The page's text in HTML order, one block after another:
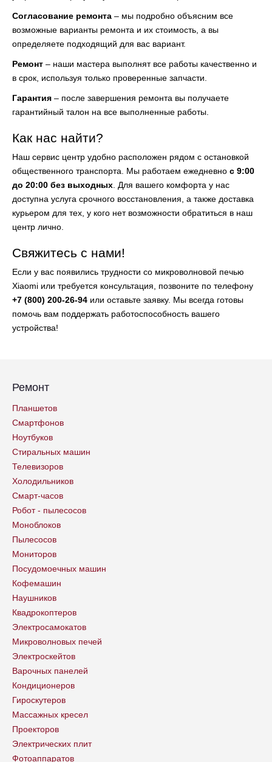
Согласование ремонта – мы подробно объясним все
возможные варианты ремонта и их стоимость, а вы
определяете подходящий для вас вариант.
Ремонт – наши мастера выполнят все работы качественно и
в срок, используя только проверенные запчасти.
Гарантия – после завершения ремонта вы получаете
гарантийный талон на все выполненные работы.
Как нас найти?
Наш сервис центр удобно расположен рядом с остановкой
общественного транспорта. Мы работаем ежедневно с 9:00
до 20:00 без выходных . Для вашего комфорта у нас
доступна услуга срочного восстановления, а также доставка
курьером для тех, у кого нет возможности обратиться в наш
центр лично.
Свяжитесь с нами!
Если у вас появились трудности со микроволновой печью
Xiaomi или требуется консультация, позвоните по телефону
+7 (800) 200-26-94 или оставьте заявку. Мы всегда готовы
помочь вам поддержать работоспособность вашего
устройства!
Ремонт
Планшетов
Смартфонов
Ноутбуков
Стиральных машин
Телевизоров
Холодильников
Смарт-часов
Робот - пылесосов
Моноблоков
Пылесосов
Мониторов
Посудомоечных машин
Кофемашин
Наушников
Квадрокоптеров
Электросамокатов
Микроволновых печей
Электроскейтов
Варочных панелей
Кондиционеров
Гироскутеров
Массажных кресел
Проекторов
Электрических плит
Фотоаппаратов